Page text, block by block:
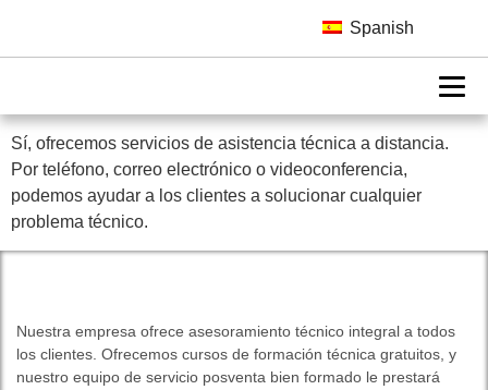
Spanish
¿Ofrecen asistencia
Sí, ofrecemos servicios de asistencia técnica a distancia.
Por teléfono, correo electrónico o videoconferencia,
podemos ayudar a los clientes a solucionar cualquier
problema técnico.
Nuestra empresa ofrece asesoramiento técnico integral a todos
los clientes. Ofrecemos cursos de formación técnica gratuitos, y
nuestro equipo de servicio posventa bien formado le prestará